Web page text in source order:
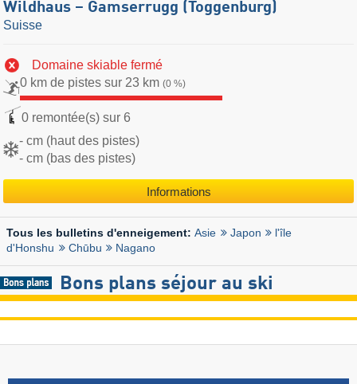
Wildhaus – Gamserrugg (Toggenburg)
Suisse
Domaine skiable fermé
0 km de pistes sur 23 km (0 %)
0 remontée(s) sur 6
- cm (haut des pistes)
- cm (bas des pistes)
Informations
Tous les bulletins d'enneigement: Asie Japon
l'île
d'Honshu
Chūbu Nagano
Bons plans séjour au ski